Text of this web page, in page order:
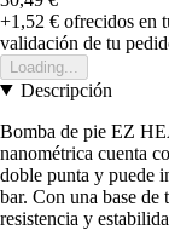
+1,52 € ofrecidos en
validación de tu
Loading...
Descripción
Bomba de pie EZ
nanométrica cuenta
doble punta y puede
bar. Con una base
resistencia y